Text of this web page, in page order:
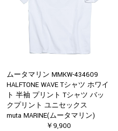
ムータマリン MMKW-434609
HALFTONE WAVE Tシャツ ホワイ
ト 半袖 プリント Tシャツ バッ
クプリント ユニセックス
muta MARINE(ムータマリン)
￥9,900